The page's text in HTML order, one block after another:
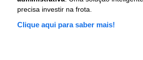
precisa investir na frota.
Clique aqui para saber mais!